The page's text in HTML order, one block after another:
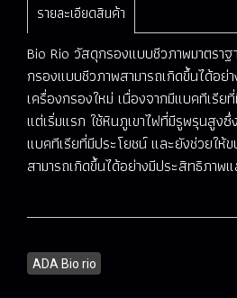
รายละเอียดสินค้า
Bio Rio วัสดุกรองแบบชีวภาพมาตราฐ
กรองแบบชีวภาพสามารถเกิดขึ้นได้อย่
เครื่องกรองใหม่ เนื่องจากมีแบคทีเรีย
แต่เริ่มแรก ใช้หินภูเขาไฟที่มีรูพรุนสูงซึ่
แบคทีเรียที่มีประโยชน์ และยังช่วยให้
สามารถเกิดขึ้นได้อย่างมีประสิทธิภาพ
ADA Bio rio